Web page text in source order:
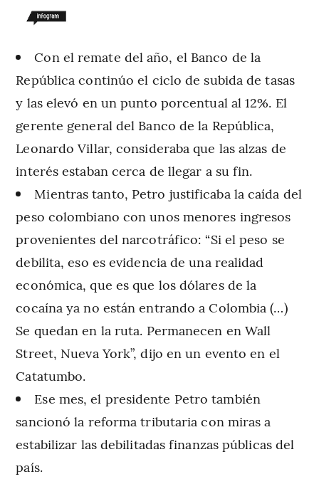
Con el remate del año, el Banco de la
República continúo el ciclo de subida de tasas
y las elevó en un punto porcentual al 12%. El
gerente general del Banco de la República,
Leonardo Villar, consideraba que las alzas de
interés estaban cerca de llegar a su fin.
Mientras tanto, Petro justificaba la caída del
peso colombiano con unos menores ingresos
provenientes del narcotráfico: “Si el peso se
debilita, eso es evidencia de una realidad
económica, que es que los dólares de la
cocaína ya no están entrando a Colombia (…)
Se quedan en la ruta. Permanecen en Wall
Street, Nueva York”, dijo en un evento en el
Catatumbo.
Ese mes, el presidente Petro también
sancionó la reforma tributaria con miras a
estabilizar las debilitadas finanzas públicas del
país.